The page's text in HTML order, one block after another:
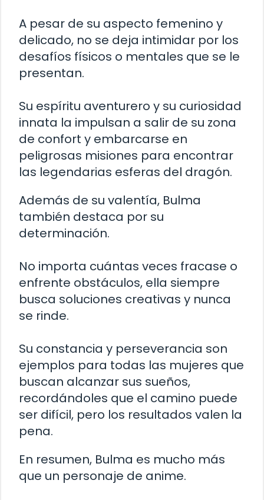
A pesar de su aspecto femenino y
delicado, no se deja intimidar por los
desafíos físicos o mentales que se le
presentan.
Su espíritu aventurero y su curiosidad
innata la impulsan a salir de su zona
de confort y embarcarse en
peligrosas misiones para encontrar
las legendarias esferas del dragón.
Además de su valentía, Bulma
también destaca por su
determinación.
No importa cuántas veces fracase o
enfrente obstáculos, ella siempre
busca soluciones creativas y nunca
se rinde.
Su constancia y perseverancia son
ejemplos para todas las mujeres que
buscan alcanzar sus sueños,
recordándoles que el camino puede
ser difícil, pero los resultados valen la
pena.
En resumen, Bulma es mucho más
que un personaje de anime.